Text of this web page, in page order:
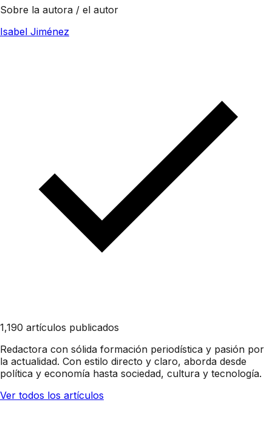
Sobre la autora / el autor
Isabel Jiménez
1,190 artículos publicados
Redactora con sólida formación periodística y pasión por
la actualidad. Con estilo directo y claro, aborda desde
política y economía hasta sociedad, cultura y tecnología.
Ver todos los artículos